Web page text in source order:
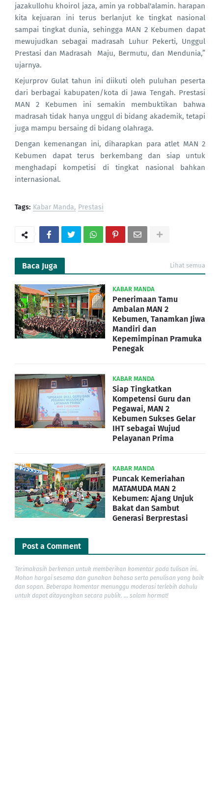
jazakullohu khoirol jaza, amin ya robbal'alamin. harapan
kita kejuaran ini terus berlanjut ke tingkat nasional
sampai tingkat dunia, sehingga MAN 2 Kebumen dapat
mewujudkan sebagai madrasah Luhur Pekerti, Unggul
Prestasi dan Madrasah Maju, Bermutu, dan Mendunia,”
ujarnya.
Kejurprov Gulat tahun ini diikuti oleh puluhan peserta
dari berbagai kabupaten/kota di Jawa Tengah. Prestasi
MAN 2 Kebumen ini semakin membuktikan bahwa
madrasah tidak hanya unggul di bidang akademik, tetapi
juga mampu bersaing di bidang olahraga.
Dengan kemenangan ini, diharapkan para atlet MAN 2
Kebumen dapat terus berkembang dan siap untuk
menghadapi kompetisi di tingkat nasional bahkan
internasional.
Tags: Kabar Manda Prestasi
Baca Juga Lihat semua
KABAR MANDA
Penerimaan Tamu
Ambalan MAN 2
Kebumen, Tanamkan Jiwa
Mandiri dan
Kepemimpinan Pramuka
Penegak
KABAR MANDA
Siap Tingkatkan
Kompetensi Guru dan
Pegawai, MAN 2
Kebumen Sukses Gelar
IHT sebagai Wujud
Pelayanan Prima
KABAR MANDA
Puncak Kemeriahan
MATAMUDA MAN 2
Kebumen: Ajang Unjuk
Bakat dan Sambut
Generasi Berprestasi
Post a Comment
Terimakasih berkenan untuk memberikan komentar pada tulisan ini.
Mohon hargai sesama dan gunakan bahasa serta penulisan yang baik
dan sopan. Beberapa komentar menunggu moderasi terlebih dahulu
untuk dapat ditayangkan secara publik. ... salam hormat!